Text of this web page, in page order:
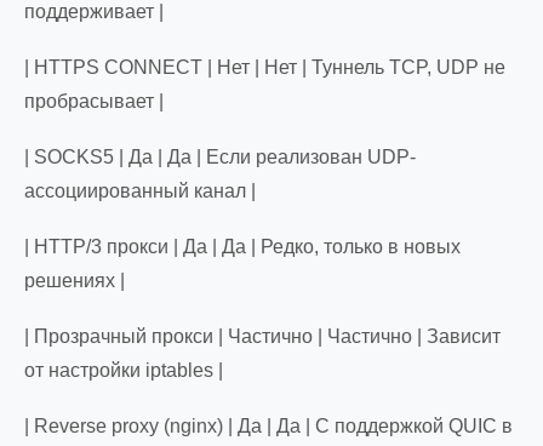
поддерживает |
| HTTPS CONNECT | Нет | Нет | Туннель TCP, UDP не
пробрасывает |
| SOCKS5 | Да | Да | Если реализован UDP-
ассоциированный канал |
| HTTP/3 прокси | Да | Да | Редко, только в новых
решениях |
| Прозрачный прокси | Частично | Частично | Зависит
от настройки iptables |
| Reverse proxy (nginx) | Да | Да | С поддержкой QUIC в